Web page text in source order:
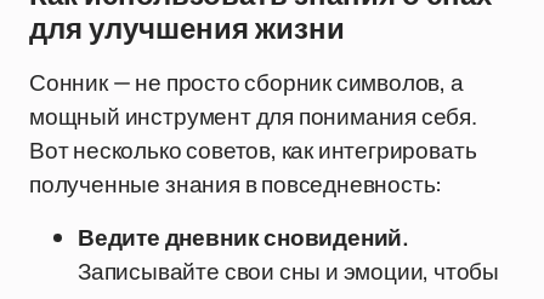
для улучшения жизни
Сонник — не просто сборник символов, а
мощный инструмент для понимания себя.
Вот несколько советов, как интегрировать
полученные знания в повседневность:
Ведите дневник сновидений.
Записывайте свои сны и эмоции, чтобы